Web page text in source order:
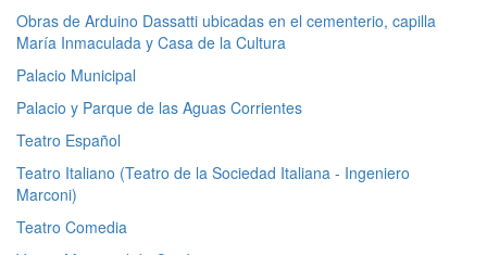
Obras de Arduino Dassatti ubicadas en el cementerio, capilla
María Inmaculada y Casa de la Cultura
Palacio Municipal
Palacio y Parque de las Aguas Corrientes
Teatro Español
Teatro Italiano (Teatro de la Sociedad Italiana - Ingeniero
Marconi)
Teatro Comedia